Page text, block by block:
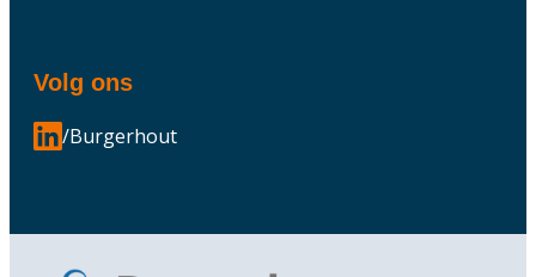
Volg ons
/Burgerhout